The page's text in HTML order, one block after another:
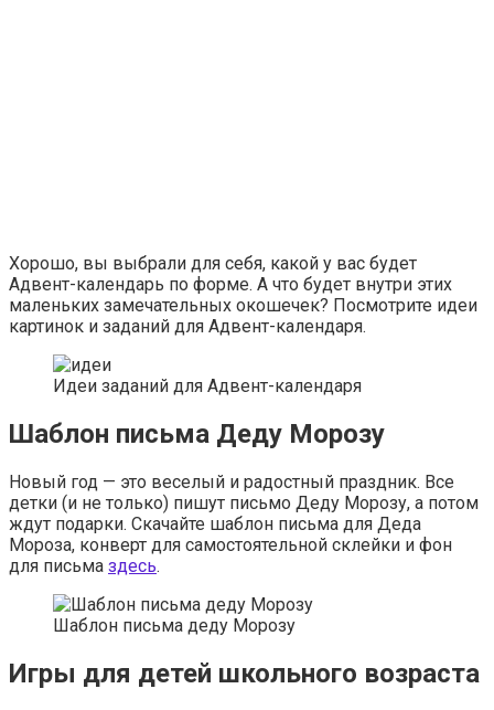
Хорошо, вы выбрали для себя, какой у вас будет
Адвент-календарь по форме. А что будет внутри этих
маленьких замечательных окошечек? Посмотрите идеи
картинок и заданий для Адвент-календаря.
Идеи заданий для Адвент-календаря
Шаблон письма Деду Морозу
Новый год — это веселый и радостный праздник. Все
детки (и не только) пишут письмо Деду Морозу, а потом
ждут подарки. Скачайте шаблон письма для Деда
Мороза, конверт для самостоятельной склейки и фон
для письма здесь.
Шаблон письма деду Морозу
Игры для детей школьного возраста